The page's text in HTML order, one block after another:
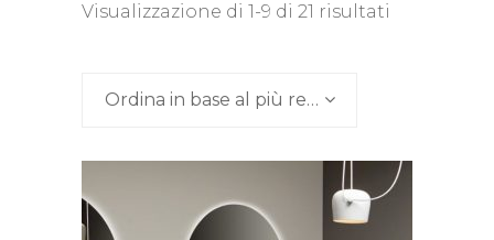
Visualizzazione di 1-9 di 21 risultati
al
Ordina in base al più recente